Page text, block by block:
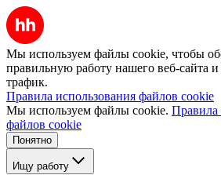
Мы используем файлы cookie, чтобы
правильную работу нашего веб-сайта и
трафик.
Правила использования файлов cookie
Мы используем файлы cookie. Правила
файлов cookie
Понятно
Ищу работу